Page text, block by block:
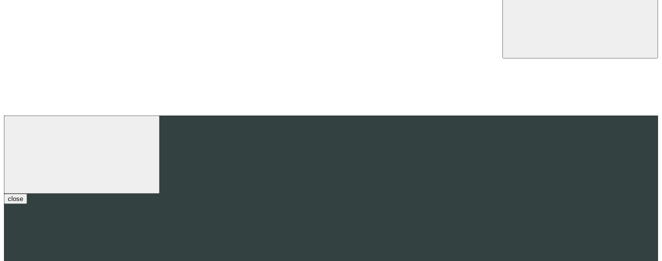
close